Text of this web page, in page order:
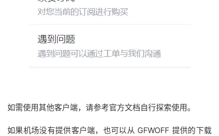
如需使用其他客户端，请参考官方文档自行探索使用。
如果机场没有提供客户端，也可以从 GFWOFF 提供的下载